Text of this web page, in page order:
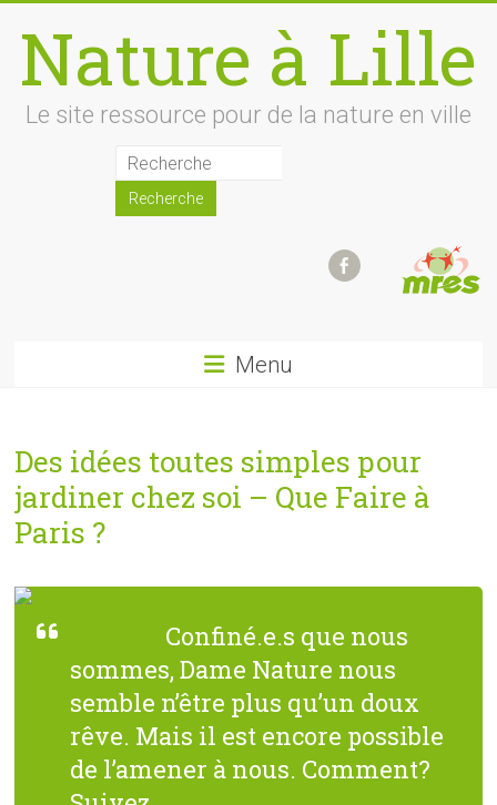
content
Nature à Lille
Le site ressource pour de la nature en ville
Menu
Des idées toutes simples pour
jardiner chez soi – Que Faire à
Paris ?
Confiné.e.s que nous
sommes, Dame Nature nous
semble n’être plus qu’un doux
rêve. Mais il est encore possible
de l’amener à nous. Comment?